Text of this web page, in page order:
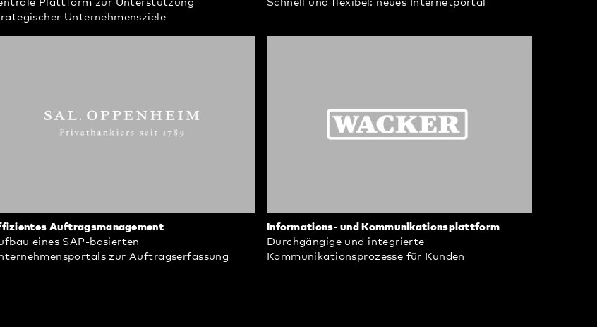
Plattform zur Unterstützung
Unternehmensziele
Schnell und flexibel: neues Internetportal
Auftragsmanagement
eines SAP-basierten
zur Auftragserfassung
Informations- und Kommunikationsplattform
Durchgängige und integrierte
Kommunikationsprozesse für Kunden